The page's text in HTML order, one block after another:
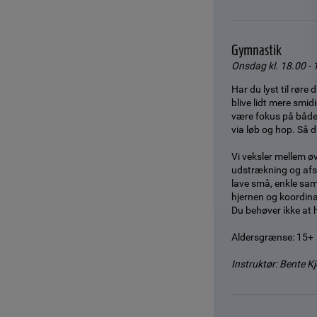
Gymnastik
Onsdag kl. 18.00 -
Har du lyst til røre
blive lidt mere
være fokus på
via løb og hop. Så
Vi veksler mellem
udstrækning og
lave små, enkle
hjernen og
Du behøver ikke
Aldersgrænse: 15+
Instruktør: Bente